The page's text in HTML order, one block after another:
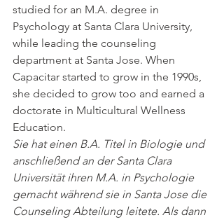
studied for an M.A. degree in
Psychology at Santa Clara University,
while leading the counseling
department at Santa Jose. When
Capacitar started to grow in the 1990s,
she decided to grow too and earned a
doctorate in Multicultural Wellness
Education.
Sie hat einen B.A. Titel in Biologie und
anschließend an der Santa Clara
Universität ihren M.A. in Psychologie
gemacht während sie in Santa Jose die
Counseling Abteilung leitete. Als dann